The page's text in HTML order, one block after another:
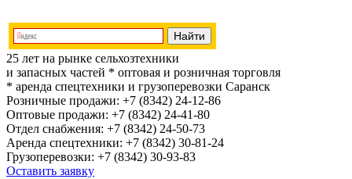
25 лет на рынке сельхозтехники
и запасных частей * оптовая и розничная торговля
* аренда спецтехники и грузоперевозки Саранск
Розничные продажи: +7 (8342) 24-12-86
Оптовые продажи: +7 (8342) 24-41-80
Отдел снабжения: +7 (8342) 24-50-73
Аренда спецтехники: +7 (8342) 30-81-24
Грузоперевозки: +7 (8342) 30-93-83
Оставить заявку